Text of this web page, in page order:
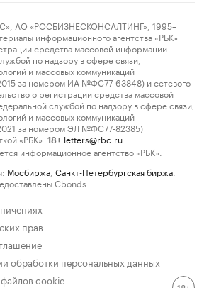
АО «РОСБИЗНЕСКОНСАЛТИНГ», 1995–
информационного агентства «РБК»
средства массовой информации
по надзору в сфере связи,
и массовых коммуникаций
за номером ИА №ФС77-63848) и сетевого
о регистрации средства массовой
службой по надзору в сфере связи,
и массовых коммуникаций
за номером ЭЛ №ФС77-82385)
«РБК».
18+ letters@rbc.ru
информационное агентство «РБК».
Мосбиржа Санкт-Петербургская биржа
Cbonds.
прав
обработки персональных данных
cookie